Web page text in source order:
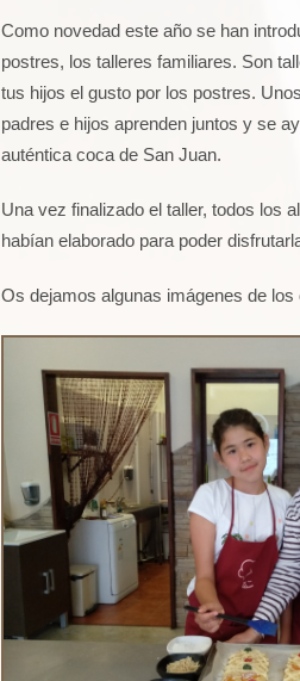
Como novedad este año se han
postres, los talleres familiares. Son
tus hijos el gusto por los postres.
padres e hijos aprenden juntos y se
auténtica coca de San Juan.
Una vez finalizado el taller, todos los
habían elaborado para poder
Os dejamos algunas imágenes de